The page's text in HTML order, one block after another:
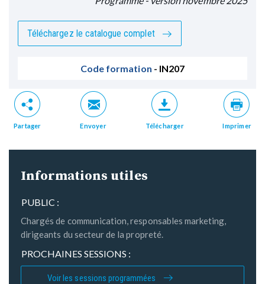
Téléchargez le catalogue complet
Code formation - IN207
Partager Envoyer Télécharger Imprimer
Informations utiles
PUBLIC :
Chargés de communication, responsables marketing,
dirigeants du secteur de la propreté.
PROCHAINES SESSIONS :
Voir les sessions programmées